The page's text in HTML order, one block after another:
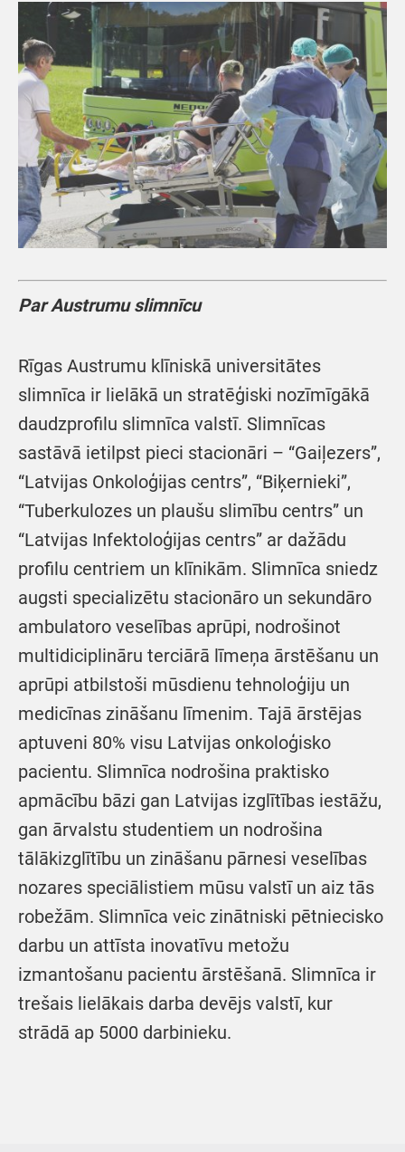
Par Austrumu slimnīcu
Rīgas Austrumu klīniskā universitātes
slimnīca ir lielākā un stratēģiski nozīmīgākā
daudzprofilu slimnīca valstī. Slimnīcas
sastāvā ietilpst pieci stacionāri – “Gaiļezers”,
“Latvijas Onkoloģijas centrs”, “Biķernieki”,
“Tuberkulozes un plaušu slimību centrs” un
“Latvijas Infektoloģijas centrs” ar dažādu
profilu centriem un klīnikām. Slimnīca sniedz
augsti specializētu stacionāro un sekundāro
ambulatoro veselības aprūpi, nodrošinot
multidiciplināru terciārā līmeņa ārstēšanu un
aprūpi atbilstoši mūsdienu tehnoloģiju un
medicīnas zināšanu līmenim. Tajā ārstējas
aptuveni 80% visu Latvijas onkoloģisko
pacientu. Slimnīca nodrošina praktisko
apmācību bāzi gan Latvijas izglītības iestāžu,
gan ārvalstu studentiem un nodrošina
tālākizglītību un zināšanu pārnesi veselības
nozares speciālistiem mūsu valstī un aiz tās
robežām. Slimnīca veic zinātniski pētniecisko
darbu un attīsta inovatīvu metožu
izmantošanu pacientu ārstēšanā. Slimnīca ir
trešais lielākais darba devējs valstī, kur
strādā ap 5000 darbinieku.